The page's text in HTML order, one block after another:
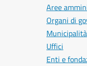
Aree
Organi di
Municipalità
Uffici
Enti e